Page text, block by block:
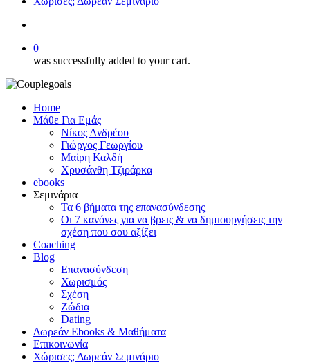
0
was successfully added to your cart.
Home
Μάθε Για Εμάς
Νίκος Ανδρέου
Γιώργος Γεωργίου
Μαίρη Καλδή
Χρυσάνθη Τζιράρκα
ebooks
Σεμινάρια
Τα 6 βήματα της επανασύνδεσης
Οι 7 κανόνες για να βρεις & να δημιουργήσεις την
σχέση που σου αξίζει
Coaching
Blog
Επανασύνδεση
Χωρισμός
Σχέση
Ζώδια
Dating
Δωρεάν Ebooks & Μαθήματα
Επικοινωνία
Χώρισες; Δωρεάν Σεμινάριο